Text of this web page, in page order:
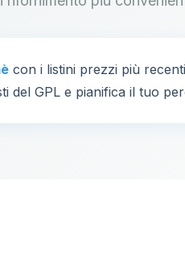
con i listini prezzi più
del GPL e pianifica il tuo